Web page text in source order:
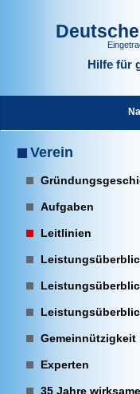
Hilfe für
Verein
Aufgaben
Leitlinien
Gemeinnützigkeit
Experten
35 Jahre